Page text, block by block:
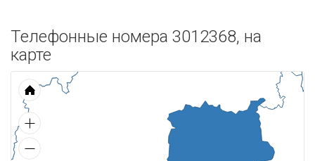
Телефонные номера 3012368, на
карте